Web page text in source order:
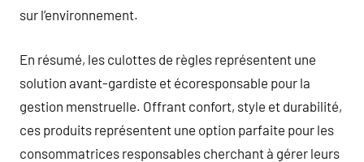
sur l’environnement.
En résumé, les culottes de règles représentent une
solution avant-gardiste et écoresponsable pour la
gestion menstruelle. Offrant confort, style et durabilité,
ces produits représentent une option parfaite pour les
consommatrices responsables cherchant à gérer leurs